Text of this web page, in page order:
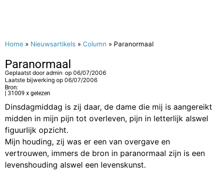
Home » Nieuwsartikels » Column » Paranormaal
Paranormaal
Geplaatst dooradmin op 06/07/2006
Laatste bijwerking op 06/07/2006
Bron:
| 31009 x gelezen
Dinsdagmiddag is zij daar, de dame die mij is aangereikt
midden in mijn pijn tot overleven, pijn in letterlijk alswel
figuurlijk opzicht.
Mijn houding, zij was er een van overgave en
vertrouwen, immers de bron in paranormaal zijn is een
levenshouding alswel een levenskunst.